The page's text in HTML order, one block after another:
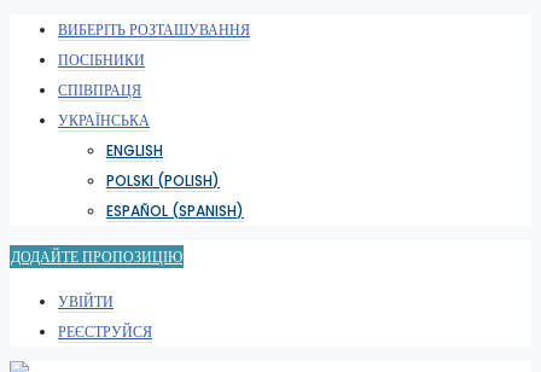
ВИБЕРІТЬ РОЗТАШУВАННЯ
ПОСІБНИКИ
СПІВПРАЦЯ
УКРАЇНСЬКА
ENGLISH
POLSKI (POLISH)
ESPAÑOL (SPANISH)
ДОДАЙТЕ ПРОПОЗИЦІЮ
УВІЙТИ
РЕЄСТРУЙСЯ